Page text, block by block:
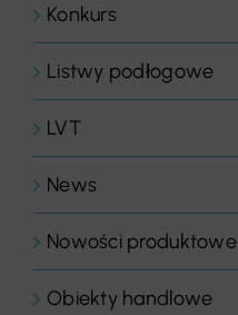
Konkurs
Listwy podłogowe
LVT
News
Nowości produktowe
Obiekty handlowe